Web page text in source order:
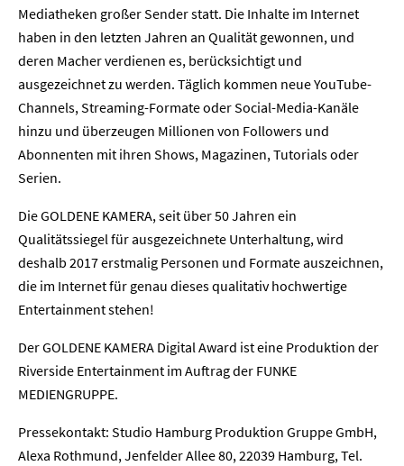
Mediatheken großer Sender statt. Die Inhalte im Internet
haben in den letzten Jahren an Qualität gewonnen, und
deren Macher verdienen es, berücksichtigt und
ausgezeichnet zu werden. Täglich kommen neue YouTube-
Channels, Streaming-Formate oder Social-Media-Kanäle
hinzu und überzeugen Millionen von Followers und
Abonnenten mit ihren Shows, Magazinen, Tutorials oder
Serien.
Die GOLDENE KAMERA, seit über 50 Jahren ein
Qualitätssiegel für ausgezeichnete Unterhaltung, wird
deshalb 2017 erstmalig Personen und Formate auszeichnen,
die im Internet für genau dieses qualitativ hochwertige
Entertainment stehen!
Der GOLDENE KAMERA Digital Award ist eine Produktion der
Riverside Entertainment im Auftrag der FUNKE
MEDIENGRUPPE.
Pressekontakt: Studio Hamburg Produktion Gruppe GmbH,
Alexa Rothmund, Jenfelder Allee 80, 22039 Hamburg, Tel.
Home
Unternehmen
Presse